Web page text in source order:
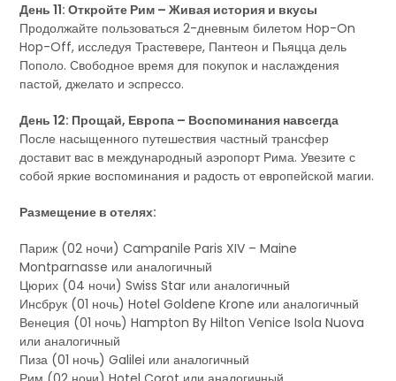
День 11: Откройте Рим – Живая история и вкусы
Продолжайте пользоваться 2-дневным билетом Hop-On
Hop-Off, исследуя Трастевере, Пантеон и Пьяцца дель
Пополо. Свободное время для покупок и наслаждения
пастой, джелато и эспрессо.
День 12: Прощай, Европа – Воспоминания навсегда
После насыщенного путешествия частный трансфер
доставит вас в международный аэропорт Рима. Увезите с
собой яркие воспоминания и радость от европейской магии.
Размещение в отелях:
Париж (02 ночи) Campanile Paris XIV – Maine
Montparnasse или аналогичный
Цюрих (04 ночи) Swiss Star или аналогичный
Инсбрук (01 ночь) Hotel Goldene Krone или аналогичный
Венеция (01 ночь) Hampton By Hilton Venice Isola Nuova
или аналогичный
Пиза (01 ночь) Galilei или аналогичный